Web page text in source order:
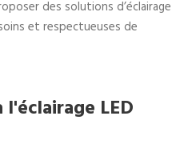
des solutions d’éclairage
et respectueuses de
l'éclairage LED
– MAISON